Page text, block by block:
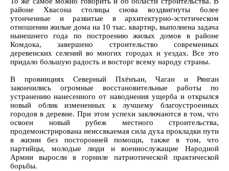
районе Хвасона столицы снова воздвигнуты более
утонченные и развитые в архитектурно-эстетическом
отношении жилые дома на 10 тыс. квартир, выполнена задача
нынешнего года по построению жилых домов в районе
Комдока, завершено строительство современных
деревенских селений во многих городах и уездах. Все это
придало большую радость и восторг всему народу страны.
В провинциях Северный Пхёнъан, Чаган и Рянган
закончились огромные восстановительные работы по
устранению нанесенного от наводнения ущерба и открылся
новый облик измененных к лучшему благоустроенных
городов в деревне. При этом успехи заключаются в том, что
освоен новый рубеж местного строительства,
продемонстрирована неиссякаемая сила духа прокладки пути
в жизни без посторонней помощи, также в том, что
партийцы, молодые люди и военнослужащие Народной
Армии выросли в горниле патриотической практической
борьбы.